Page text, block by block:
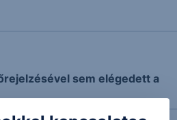
sem elégedett a